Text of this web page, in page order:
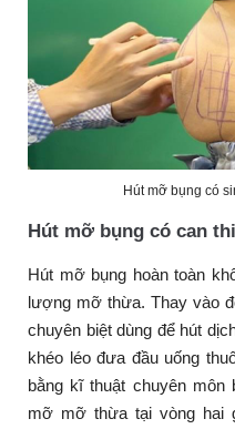
Hút mỡ bụng có
Hút mỡ bụng có can
Hút mỡ bụng hoàn toàn
lượng mỡ thừa. Thay vào
chuyên biệt dùng để hút
khéo léo đưa đầu uống
bằng kĩ thuật chuyên
mỡ mỡ thừa tại vòng hai